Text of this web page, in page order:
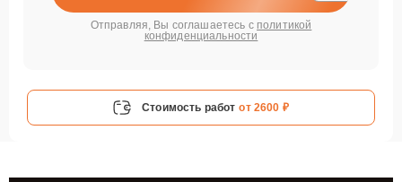
Отправляя, Вы соглашаетесь с политикой
конфиденциальности
Стоимость работ от 2600 ₽